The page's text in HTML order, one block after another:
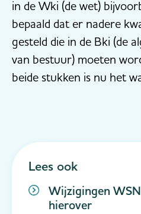
in de Wki (de wet)
bepaald dat er nadere
gesteld die in de Bki (de
van bestuur) moeten
beide stukken is nu het
Lees ook
Wijzigingen
hierover